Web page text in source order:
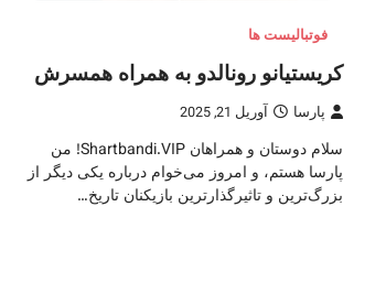
فوتبالیست ها
کریستیانو رونالدو به همراه همسرش
پارسا آوریل 21, 2025
سلام دوستان و همراهان Shartbandi.VIP! من
پارسا هستم، و امروز می‌خوام درباره یکی دیگر از
بزرگ‌ترین و تاثیرگذارترین بازیکنان تاریخ…